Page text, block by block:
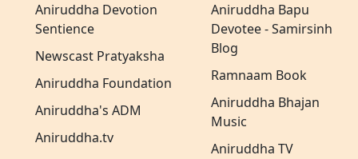
Aniruddha Devotion
Sentience
Newscast Pratyaksha
Aniruddha Foundation
Aniruddha's ADM
Aniruddha.tv
Aniruddha Bapu
Devotee - Samirsinh
Blog
Ramnaam Book
Aniruddha Bhajan
Music
Aniruddha TV